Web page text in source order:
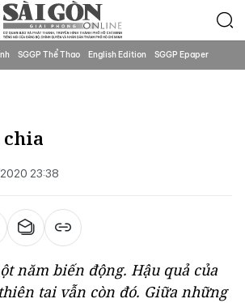
SGGP Thể Thao English Edition SGGP Epaper
chia
23:38
năm biến động. Hậu quả của
tai vẫn còn đó. Giữa những